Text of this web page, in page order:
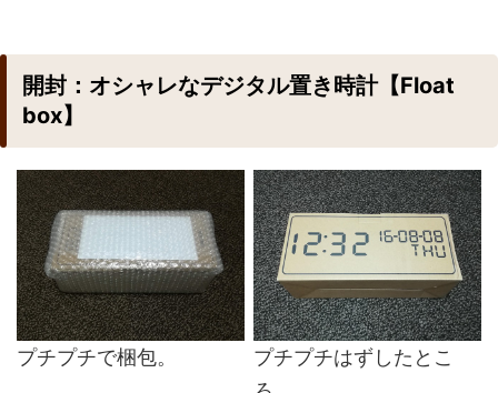
開封：オシャレなデジタル置き時計【Float
box】
プチプチで梱包。
プチプチはずしたとこ